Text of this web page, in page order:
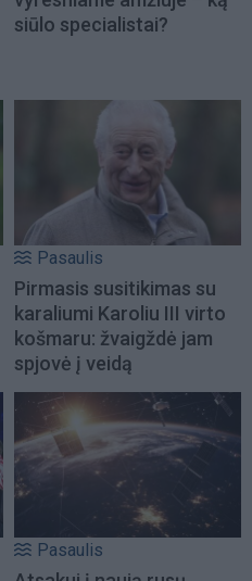
siūlo specialistai?
Pasaulis
Pirmasis susitikimas su
karaliumi Karoliu III virto
košmaru: žvaigždė jam
spjovė į veidą
Pasaulis